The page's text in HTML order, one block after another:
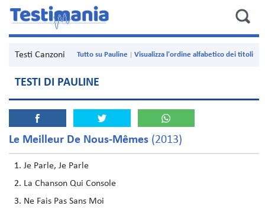
Testi Canzoni Visualizza l'ordine alfabetico dei titoli
Tutto su Pauline
TESTI DI PAULINE
Le Meilleur De Nous-Mêmes (2013)
Je Parle, Je Parle
La Chanson Qui Console
Ne Fais Pas Sans Moi